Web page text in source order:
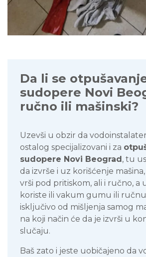
Da li se
sudopere Novi
ručno ili mašinski?
Uzevši u obzir da
ostalog specijalizovani i za
sudopere Novi Beograd, tu
da izvrše i uz korišćenje
vrši pod pritiskom, ali i ručno, a
koriste ili vakum gumu ili
isključivo od mišljenja samog
na koji način će da je izvrši u
slučaju.
Baš zato i jeste uobičajeno da